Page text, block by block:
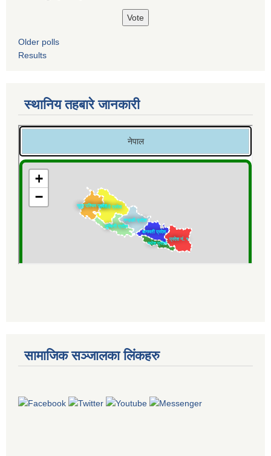
Older polls
Results
स्थानिय तहबारे जानकारी
सामाजिक सञ्जालका लिंकहरु